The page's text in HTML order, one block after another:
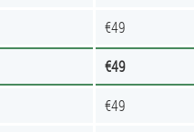
€49
€49
€49